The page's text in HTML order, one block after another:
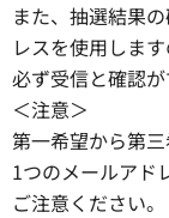
また、抽選結果
レスを使用します
必ず受信と確認
＜注意＞
第一希望から第三
1つのメールアド
ご注意ください。